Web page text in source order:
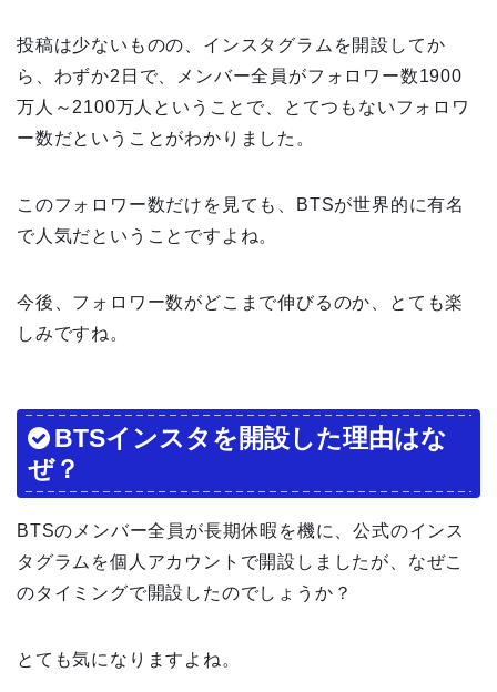
投稿は少ないものの、インスタグラムを開設してか
ら、わずか2日で、メンバー全員がフォロワー数1900
万人～2100万人ということで、とてつもないフォロワ
ー数だということがわかりました。
このフォロワー数だけを見ても、BTSが世界的に有名
で人気だということですよね。
今後、フォロワー数がどこまで伸びるのか、とても楽
しみですね。
BTSインスタを開設した理由はな
ぜ？
BTSのメンバー全員が長期休暇を機に、公式のインス
タグラムを個人アカウントで開設しましたが、なぜこ
のタイミングで開設したのでしょうか？
とても気になりますよね。